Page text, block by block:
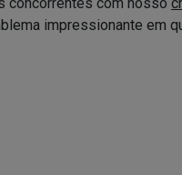
impressionante em